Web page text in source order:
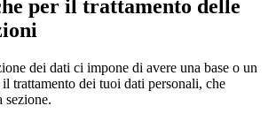
per il trattamento delle
dei dati ci impone di avere una base o un
trattamento dei tuoi dati personali, che
sezione.